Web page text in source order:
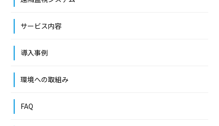
サービス内容
導入事例
環境への取組み
FAQ